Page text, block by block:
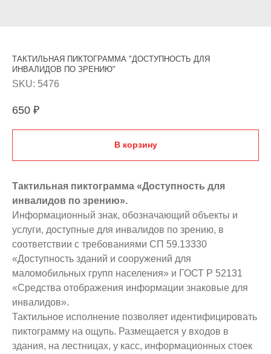
ТАКТИЛЬНАЯ ПИКТОГРАММА "ДОСТУПНОСТЬ ДЛЯ
ИНВАЛИДОВ ПО ЗРЕНИЮ"
SKU: 5476
650 ₽
В корзину
Тактильная пиктограмма «Доступность для
инвалидов по зрению».
Информационный знак, обозначающий объекты и
услуги, доступные для инвалидов по зрению, в
соответствии с требованиями СП 59.13330
«Доступность зданий и сооружений для
маломобильных групп населения» и ГОСТ Р 52131
«Средства отображения информации знаковые для
инвалидов».
Тактильное исполнение позволяет идентифицировать
пиктограмму на ощупь. Размещается у входов в
здания, на лестницах, у касс, информационных стоек